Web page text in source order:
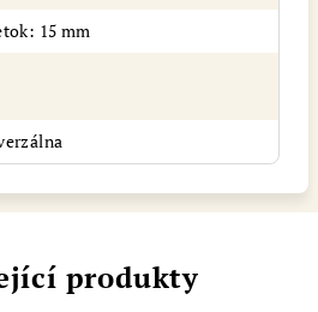
15 mm
produkty